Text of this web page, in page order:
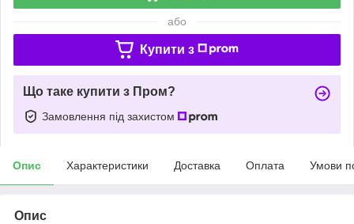
або
Купити з
Що таке купити з Пром?
Замовлення під захистом
Опис Характеристики Доставка Оплата Умови
Опис